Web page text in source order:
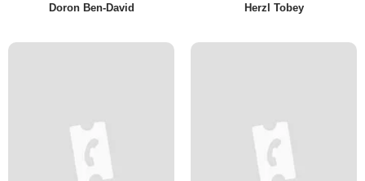
Doron Ben-David Herzl Tobey